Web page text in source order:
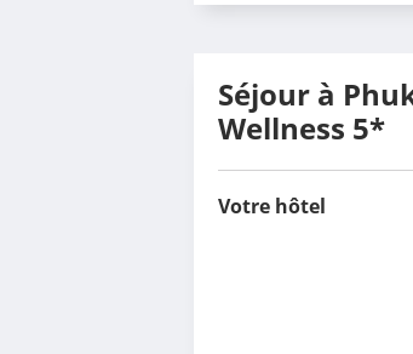
Séjour à
Wellness 5*
Votre hôtel